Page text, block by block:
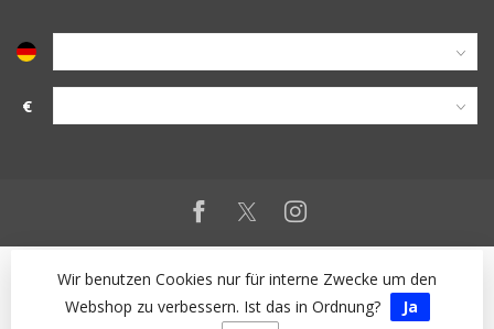
€
Wir benutzen Cookies nur für interne Zwecke um den
Webshop zu verbessern. Ist das in Ordnung?
Ja